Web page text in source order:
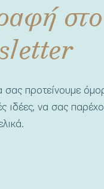
στο
σας προτείνουμε
ιδέες, να σας